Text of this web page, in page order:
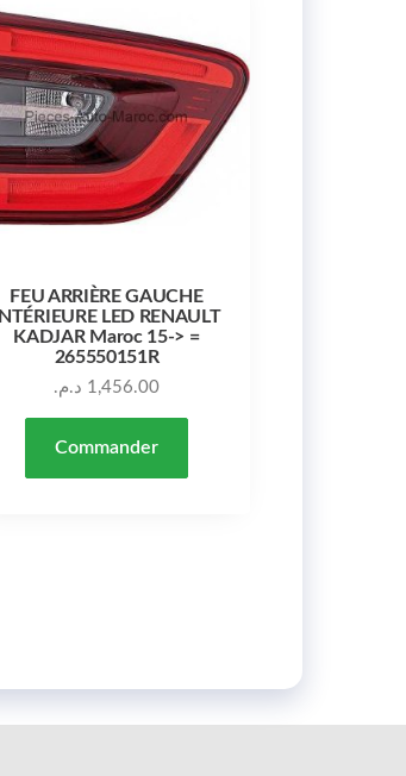
FEU ARRIÈRE GAUCHE
INTÉRIEURE LED RENAULT
KADJAR Maroc 15-> =
265550151R
1,456.00 د.م.
Commander